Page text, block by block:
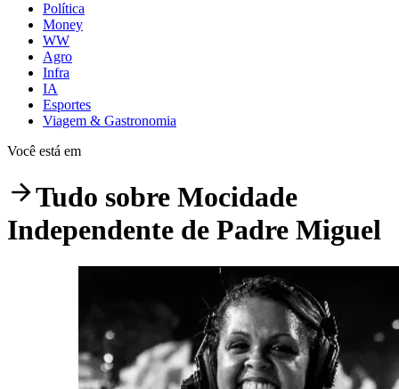
Política
Money
WW
Agro
Infra
IA
Esportes
Viagem & Gastronomia
Você está em
Tudo sobre Mocidade
Independente de Padre Miguel